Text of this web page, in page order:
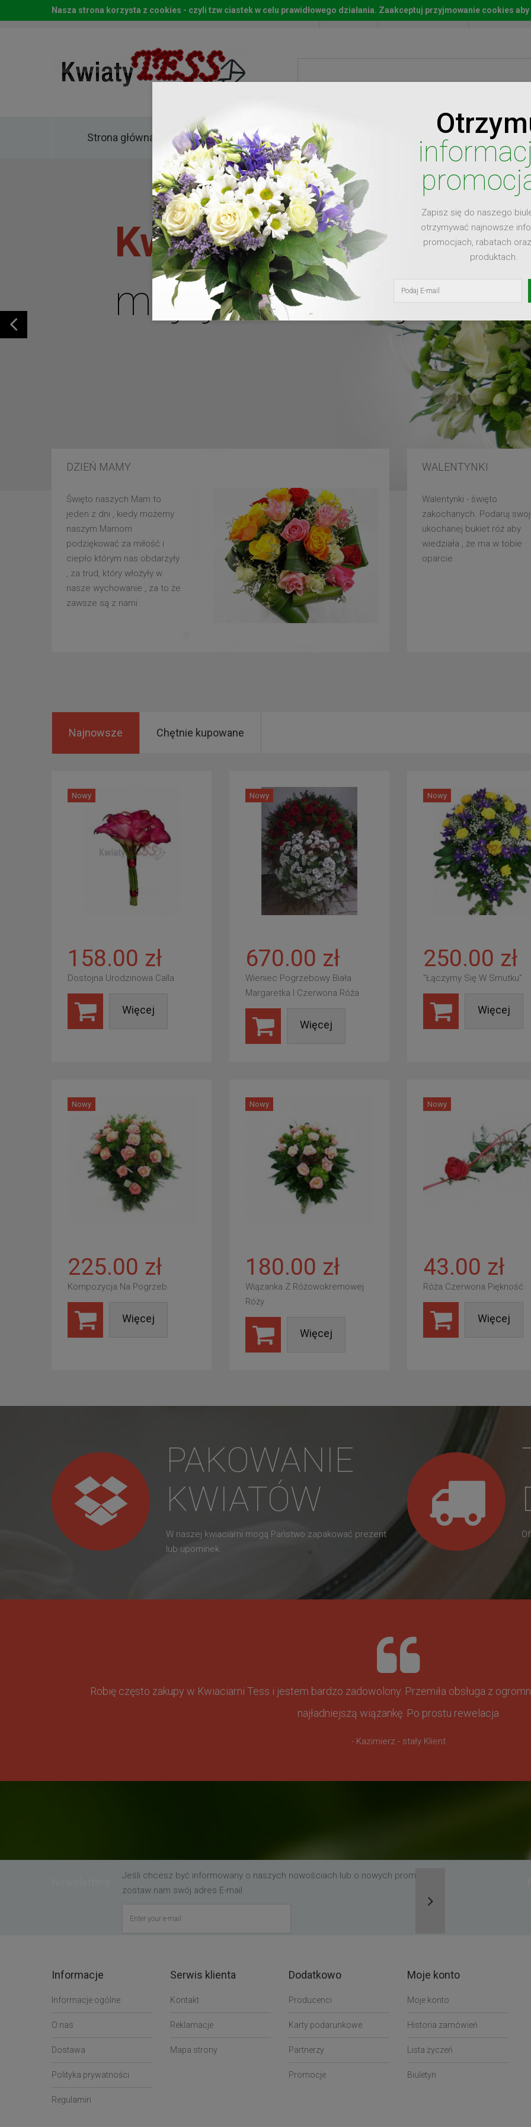
Start Moje konto Lista
Strona główna Kwiaty
Kwiaty dla
mojej ukochanej
DZIEŃ MAMY
Święto naszych Mam to
jeden z dni , kiedy możemy
naszym Mamom
podziękować za miłość i
ciepło którym nas obdarzyły
, za trud, który włożyły w
nasze wychowanie , za to że
zawsze są z nami .
WALENTYNKI
Walentynki - święto
zakochanych. Podaruj
ukochanej bukiet róż aby
wiedziała , że ma w tobie
oparcie .
Zapisz się do naszego
otrzymywać najnowsze
promocjach, rabatach
produktach.
Najnowsze Chętnie kupowane
Nowy
158.00 zł
Dostojna Urodzinowa Calla
Więcej
Nowy
670.00 zł
Wieniec Pogrzebowy Biała
Margaretka I Czerwona Róża
Więcej
Nowy
250.00 zł
"Łączymy Się W Smutku"
Więcej
Nowy
225.00 zł
Kompozycja Na Pogrzeb
Więcej
Nowy
180.00 zł
Wiązanka Z Różowokremowej
Róży
Więcej
Nowy
43.00 zł
Róża Czerwona Piękność
Więcej
PAKOWANIE
KWIATÓW
W naszej kwiaciarni mogą Państwo zapakować prezent
lub upominek.
Robię często zakupy w Kwiaciarni Tess i jestem bardzo zadowolony. Przemiła obsługa z
najładniejszą wiązankę. Po prostu rewelacja
- Kazimierz - stały Klient
Jeśli chcesz być informowany o naszych nowościach lub o nowych promocjach,
zostaw nam swój adres E-mail
Nasza strona korzysta z cookies - czyli tzw ciastek w celu prawidłowego działania. Zaakceptuj przyjmowanie cookies
Informacje
Informacje ogólne
O nas
Dostawa
Polityka prywatności
Regulamin
Serwis klienta
Kontakt
Reklamacje
Mapa strony
Dodatkowo
Producenci
Karty podarunkowe
Partnerzy
Promocje
Moje konto
Moje konto
Historia zamówień
Lista życzeń
Biuletyn